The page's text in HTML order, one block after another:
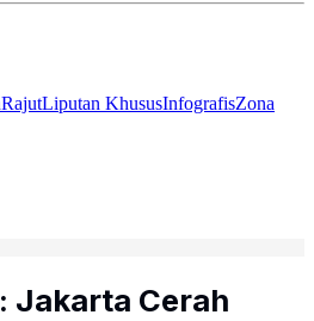
RajutLiputan KhususInfografisZona
Jakarta Cerah